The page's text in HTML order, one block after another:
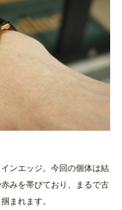
ンエッジ。今回の個体は結
みを帯びており、まるで古
まれます。